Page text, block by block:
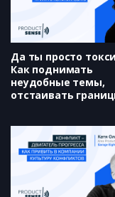
Да ты просто
Как поднимать
неудобные темы,
отстаивать
команде, особенно
не принято
конфликтовать
(Александра